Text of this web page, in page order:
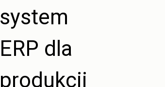
system
ERP dla
produkcji